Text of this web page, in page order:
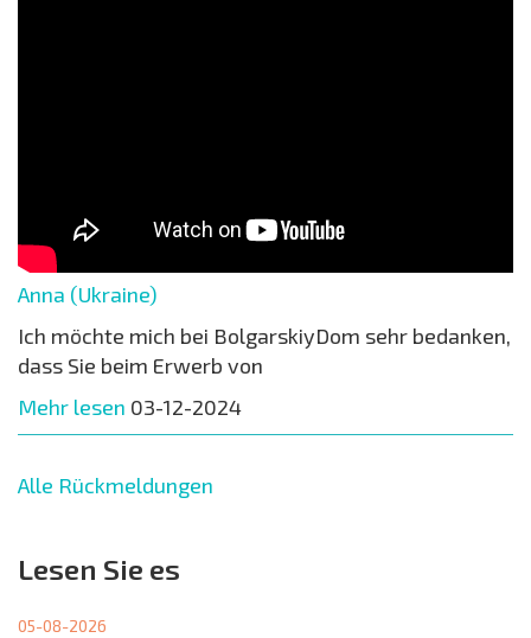
Anna (Ukraine)
Ich möchte mich bei BolgarskiyDom sehr bedanken,
dass Sie beim Erwerb von
Mehr lesen 03-12-2024
Alle Rückmeldungen
Lesen Sie es
05-08-2026